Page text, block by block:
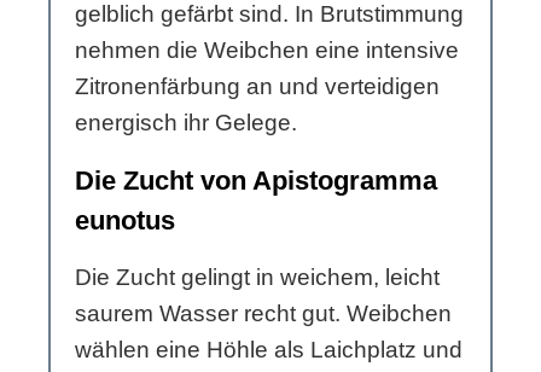
gelblich gefärbt sind. In Brutstimmung
nehmen die Weibchen eine intensive
Zitronenfärbung an und verteidigen
energisch ihr Gelege.
Die Zucht von Apistogramma
eunotus
Die Zucht gelingt in weichem, leicht
saurem Wasser recht gut. Weibchen
wählen eine Höhle als Laichplatz und